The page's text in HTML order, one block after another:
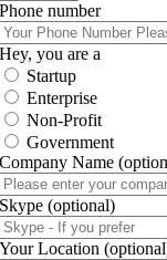
Phone number
Hey, you are a
Startup
Enterprise
Non-Profit
Government
Company Name
Skype (optional)
Your Location